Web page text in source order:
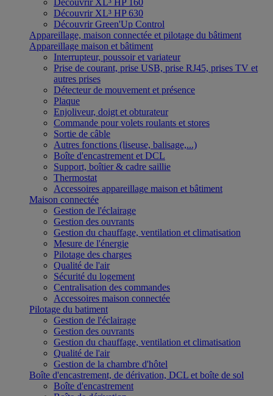
Découvrir XL³ HP 160
Découvrir XL³ HP 630
Découvrir Green'Up Control
Appareillage, maison connectée et pilotage du bâtiment
Appareillage maison et bâtiment
Interrupteur, poussoir et variateur
Prise de courant, prise USB, prise RJ45, prises TV et
autres prises
Détecteur de mouvement et présence
Plaque
Enjoliveur, doigt et obturateur
Commande pour volets roulants et stores
Sortie de câble
Autres fonctions (liseuse, balisage,...)
Boîte d'encastrement et DCL
Support, boîtier & cadre saillie
Thermostat
Accessoires appareillage maison et bâtiment
Maison connectée
Gestion de l'éclairage
Gestion des ouvrants
Gestion du chauffage, ventilation et climatisation
Mesure de l'énergie
Pilotage des charges
Qualité de l'air
Sécurité du logement
Centralisation des commandes
Accessoires maison connectée
Pilotage du batiment
Gestion de l'éclairage
Gestion des ouvrants
Gestion du chauffage, ventilation et climatisation
Qualité de l'air
Gestion de la chambre d'hôtel
Boîte d'encastrement, de dérivation, DCL et boîte de sol
Boîte d'encastrement